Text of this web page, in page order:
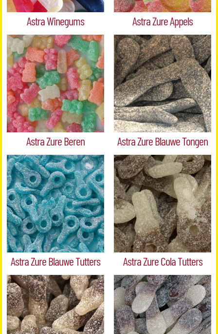
Astra Winegums Astra Zure Appels
Astra Zure Beren Astra Zure Blauwe Tongen
Astra Zure Blauwe Tutters Astra Zure Cola Tutters